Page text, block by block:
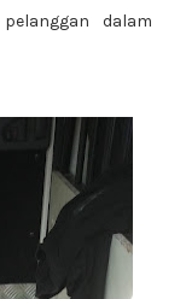
dalam